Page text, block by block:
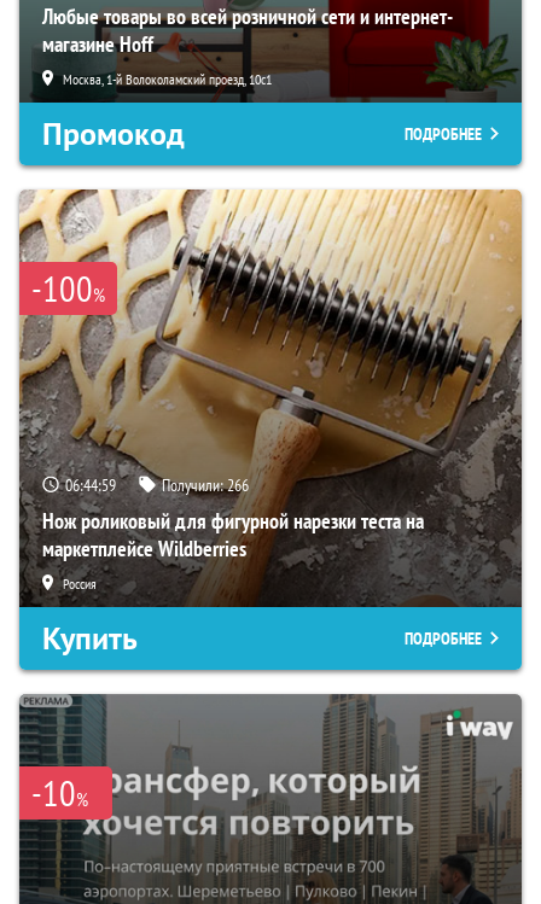
Любые товары во всей розничной сети и интернет-
магазине Hoff
Москва, 1-й Волоколамский проезд, 10с1
Промокод ПОДРОБНЕЕ
-100%
06:44:57 Получили:266
Нож роликовый для фигурной нарезки теста на
маркетплейсе Wildberries
Россия
Купить ПОДРОБНЕЕ
-10%